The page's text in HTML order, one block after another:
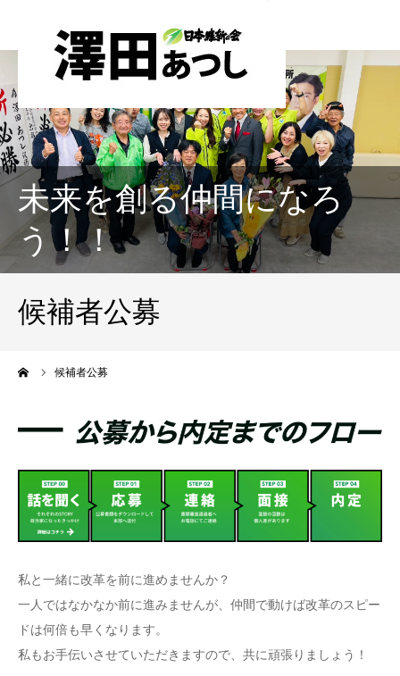
未来を創る仲間になろ
う！！
候補者公募
候補者公募
私と一緒に改革を前に進めませんか？
一人ではなかなか前に進みませんが、仲間で動けば改革のスピー
ドは何倍も早くなります。
私もお手伝いさせていただきますので、共に頑張りましょう！